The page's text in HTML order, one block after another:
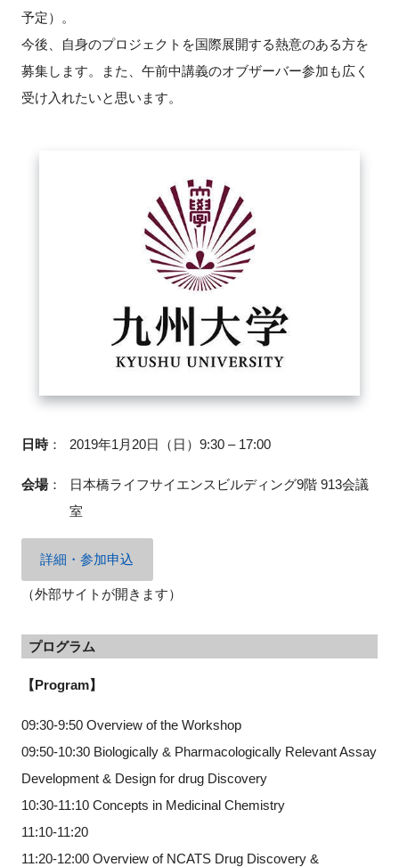
予定）。
今後、自身のプロジェクトを国際展開する熱意のある方を
募集します。また、午前中講義のオブザーバー参加も広く
受け入れたいと思います。
日時： 2019年1月20日（日）9:30 – 17:00
会場：
日本橋ライフサイエンスビルディング9階 913会議
室
詳細・参加申込
（外部サイトが開きます）
プログラム
【Program】
09:30-9:50 Overview of the Workshop
09:50-10:30 Biologically & Pharmacologically Relevant Assay
Development & Design for drug Discovery
10:30-11:10 Concepts in Medicinal Chemistry
11:10-11:20
11:20-12:00 Overview of NCATS Drug Discovery &